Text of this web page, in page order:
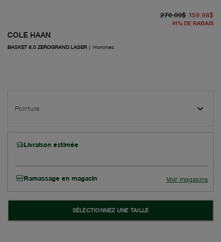
COLE HAAN
BASKET 6.0 ZEROGRAND LASER | Hommes
270.00$ 159.98$
41% DE RABAIS
Pointure
Livraison estimée
Ramassage en magasin Voir magasins
SÉLECTIONNEZ UNE TAILLE